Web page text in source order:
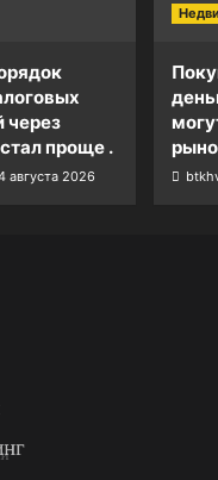
через
проще .
августа 2026